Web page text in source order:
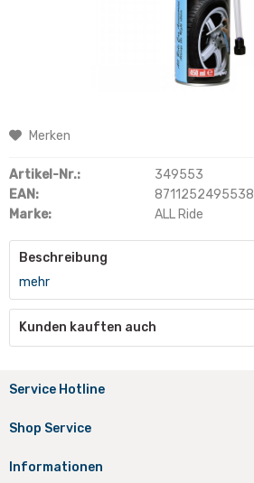
Merken
Artikel-Nr.:
349553
EAN:
8711252495538
Marke:
ALL Ride
Beschreibung
mehr
Kunden kauften auch
Service Hotline
Shop Service
Informationen